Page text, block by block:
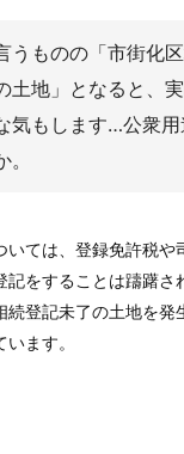
うものの「市街化
土地」となると、
気もします…公衆
。
いては、登録免許税や
記をすることは躊躇さ
続登記未了の土地を発
ます。